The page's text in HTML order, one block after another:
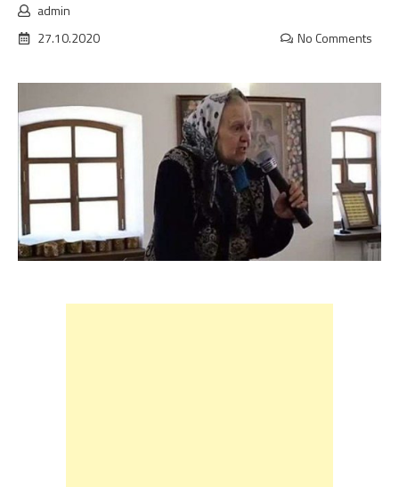
admin
27.10.2020
No Comments